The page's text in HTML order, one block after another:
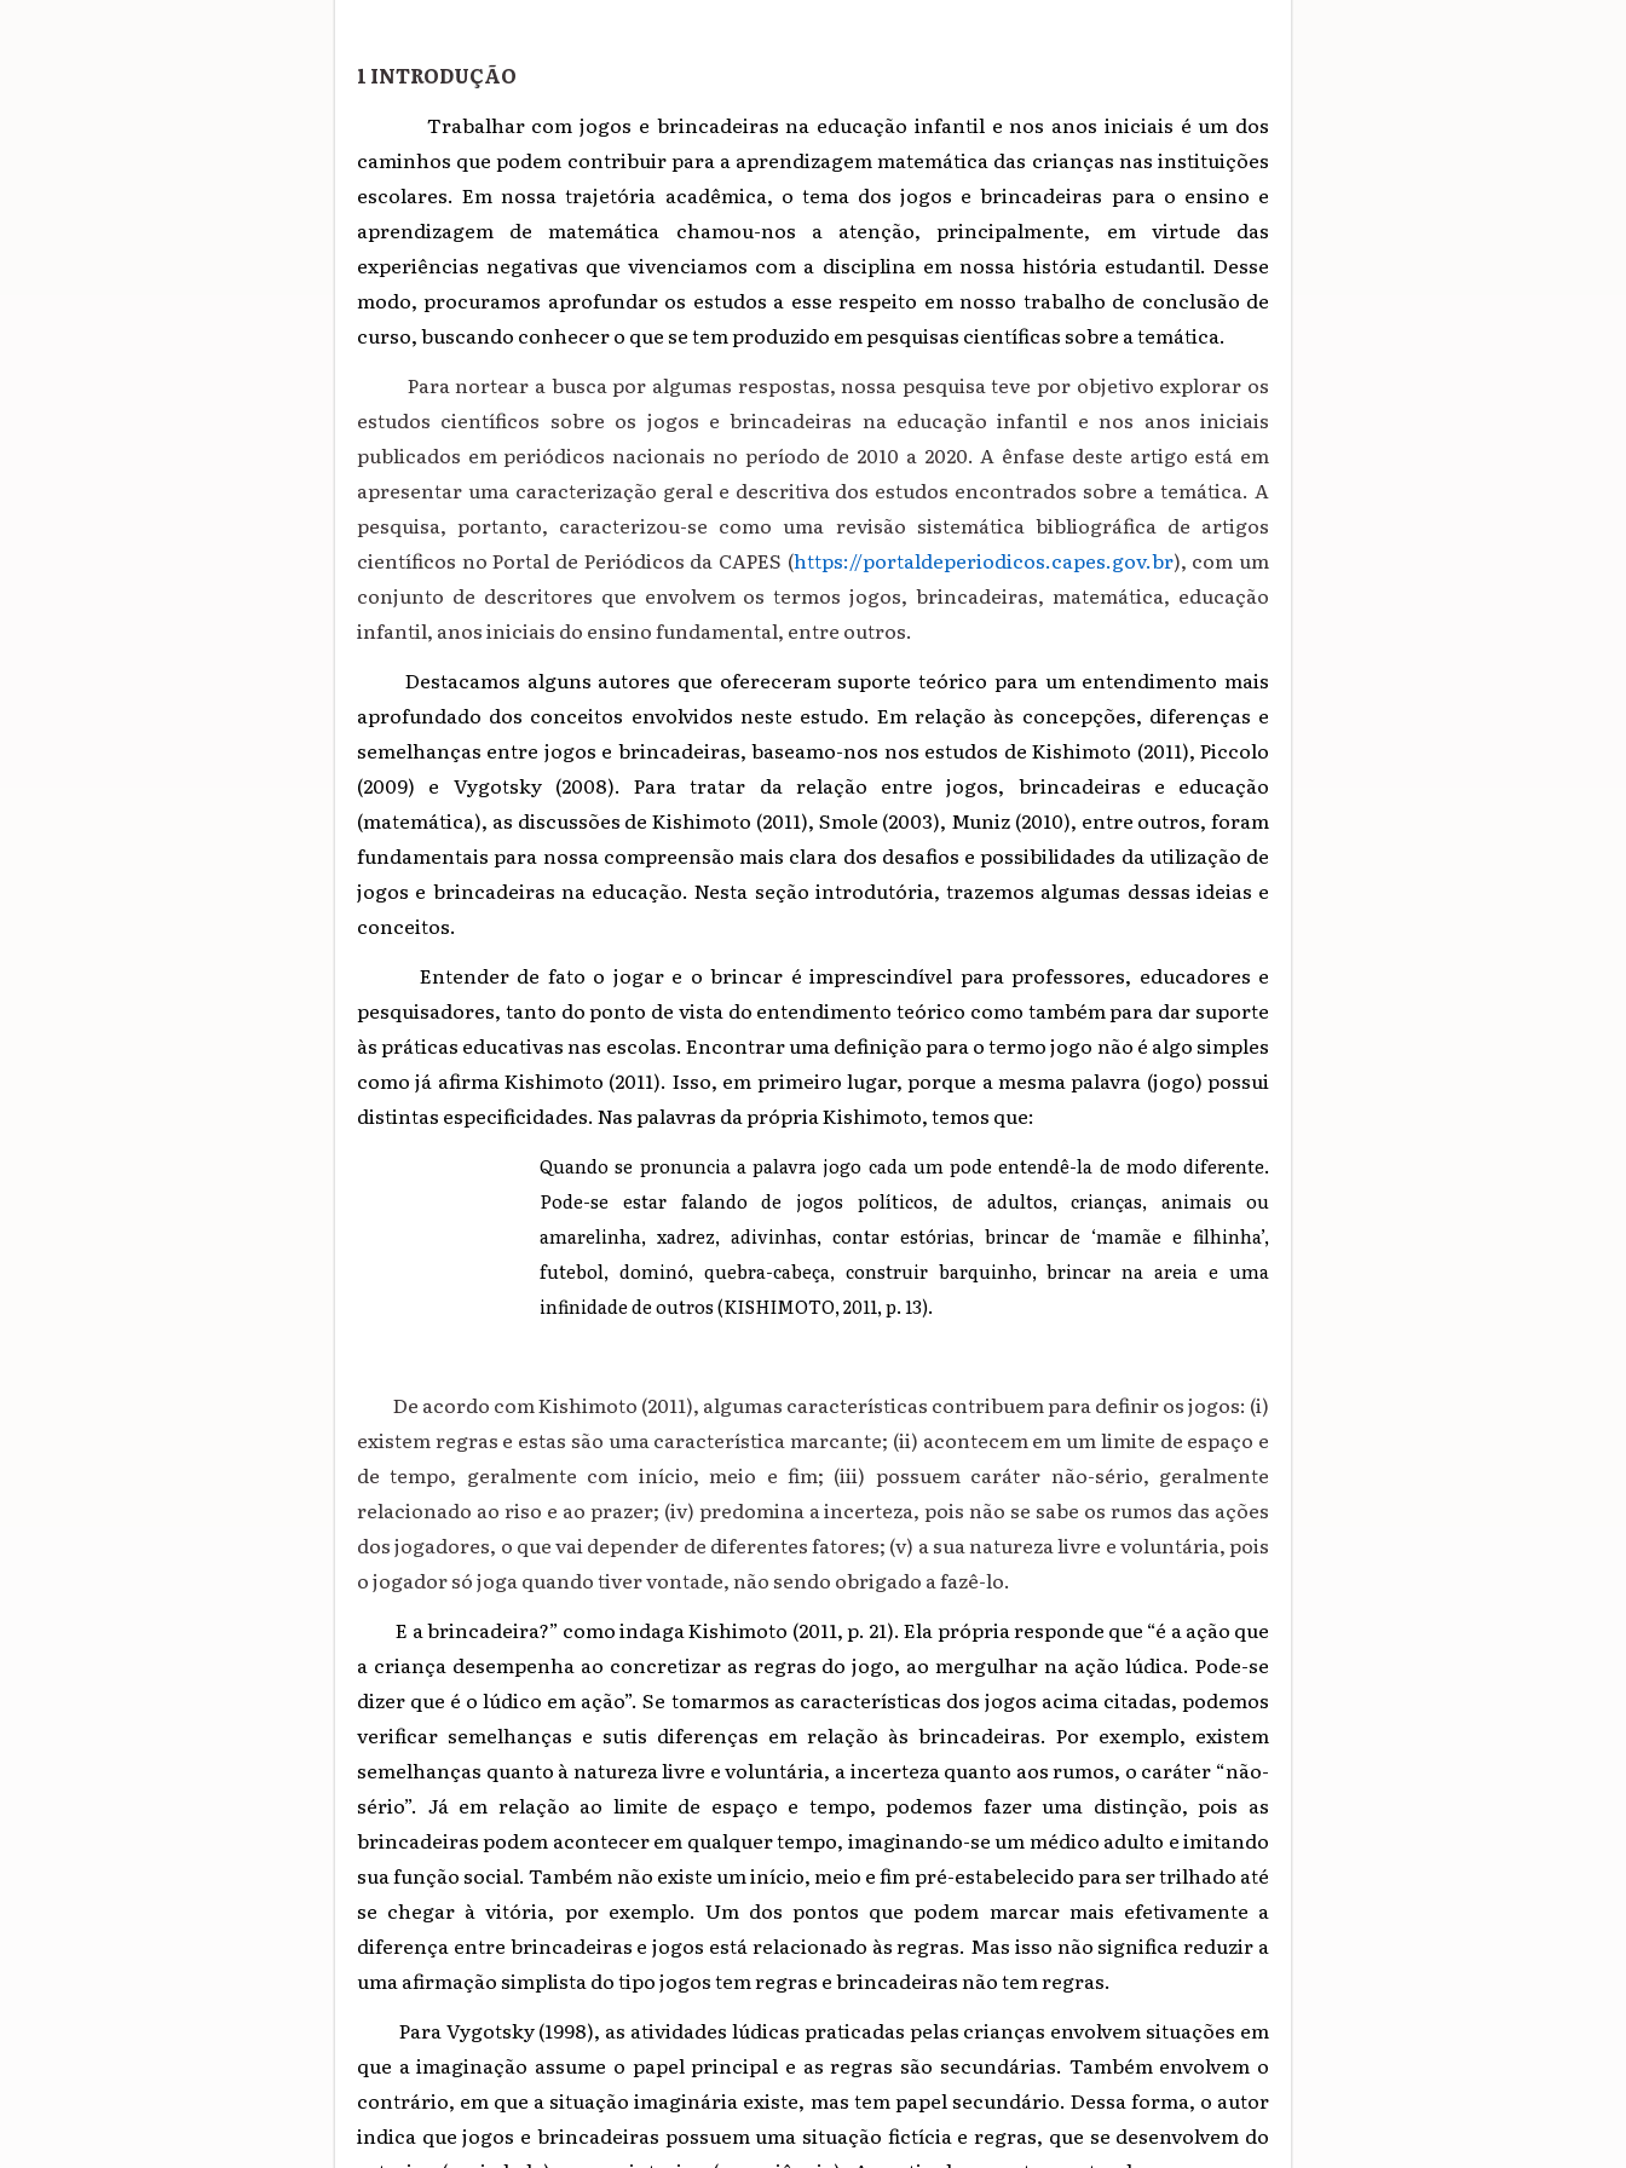
1 INTRODUÇÃO
Trabalhar com jogos e brincadeiras na educação infantil e nos anos iniciais é um dos
caminhos que podem contribuir para a aprendizagem matemática das crianças nas instituições
escolares. Em nossa trajetória acadêmica, o tema dos jogos e brincadeiras para o ensino e
aprendizagem de matemática chamou-nos a atenção, principalmente, em virtude das
experiências negativas que vivenciamos com a disciplina em nossa história estudantil. Desse
modo, procuramos aprofundar os estudos a esse respeito em nosso trabalho de conclusão de
curso, buscando conhecer o que se tem produzido em pesquisas científicas sobre a temática.
Para nortear a busca por algumas respostas, nossa pesquisa teve por objetivo explorar os
estudos científicos sobre os jogos e brincadeiras na educação infantil e nos anos iniciais
publicados em periódicos nacionais no período de 2010 a 2020. A ênfase deste artigo está em
apresentar uma caracterização geral e descritiva dos estudos encontrados sobre a temática. A
pesquisa, portanto, caracterizou-se como uma revisão sistemática bibliográfica de artigos
científicos no Portal de Periódicos da CAPES (https://portaldeperiodicos.capes.gov.br), com um
conjunto de descritores que envolvem os termos jogos, brincadeiras, matemática, educação
infantil, anos iniciais do ensino fundamental, entre outros.
Destacamos alguns autores que ofereceram suporte teórico para um entendimento mais
aprofundado dos conceitos envolvidos neste estudo. Em relação às concepções, diferenças e
semelhanças entre jogos e brincadeiras, baseamo-nos nos estudos de Kishimoto (2011), Piccolo
(2009) e Vygotsky (2008). Para tratar da relação entre jogos, brincadeiras e educação
(matemática), as discussões de Kishimoto (2011), Smole (2003), Muniz (2010), entre outros, foram
fundamentais para nossa compreensão mais clara dos desafios e possibilidades da utilização de
jogos e brincadeiras na educação. Nesta seção introdutória, trazemos algumas dessas ideias e
conceitos.
Entender de fato o jogar e o brincar é imprescindível para professores, educadores e
pesquisadores, tanto do ponto de vista do entendimento teórico como também para dar suporte
às práticas educativas nas escolas. Encontrar uma definição para o termo jogo não é algo simples
como já afirma Kishimoto (2011). Isso, em primeiro lugar, porque a mesma palavra (jogo) possui
distintas especificidades. Nas palavras da própria Kishimoto, temos que:
Quando se pronuncia a palavra jogo cada um pode entendê-la de modo diferente.
Pode-se estar falando de jogos políticos, de adultos, crianças, animais ou
amarelinha, xadrez, adivinhas, contar estórias, brincar de ‘mamãe e filhinha’,
futebol, dominó, quebra-cabeça, construir barquinho, brincar na areia e uma
infinidade de outros (KISHIMOTO, 2011, p. 13).
De acordo com Kishimoto (2011), algumas características contribuem para definir os jogos: (i)
existem regras e estas são uma característica marcante; (ii) acontecem em um limite de espaço e
de tempo, geralmente com início, meio e fim; (iii) possuem caráter não-sério, geralmente
relacionado ao riso e ao prazer; (iv) predomina a incerteza, pois não se sabe os rumos das ações
dos jogadores, o que vai depender de diferentes fatores; (v) a sua natureza livre e voluntária, pois
o jogador só joga quando tiver vontade, não sendo obrigado a fazê-lo.
E a brincadeira?” como indaga Kishimoto (2011, p. 21). Ela própria responde que “é a ação que
a criança desempenha ao concretizar as regras do jogo, ao mergulhar na ação lúdica. Pode-se
dizer que é o lúdico em ação”.Se tomarmos as características dos jogos acima citadas, podemos
verificar semelhanças e sutis diferenças em relação às brincadeiras. Por exemplo, existem
semelhanças quanto à natureza livre e voluntária, a incerteza quanto aos rumos, o caráter “não-
sério”. Já em relação ao limite de espaço e tempo, podemos fazer uma distinção, pois as
brincadeiras podem acontecer em qualquer tempo, imaginando-se um médico adulto e imitando
sua função social. Também não existe um início, meio e fim pré-estabelecido para ser trilhado até
se chegar à vitória, por exemplo. Um dos pontos que podem marcar mais efetivamente a
diferença entre brincadeiras e jogos está relacionado às regras. Mas isso não significa reduzir a
uma afirmação simplista do tipo jogos tem regras e brincadeiras não tem regras.
Para Vygotsky (1998), as atividades lúdicas praticadas pelas crianças envolvem situações em
que a imaginação assume o papel principal e as regras são secundárias. Também envolvem o
contrário, em que a situação imaginária existe, mas tem papel secundário. Dessa forma, o autor
indica que jogos e brincadeiras possuem uma situação fictícia e regras, que se desenvolvem do